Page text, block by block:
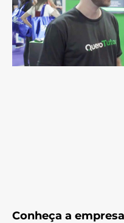
Conheça a